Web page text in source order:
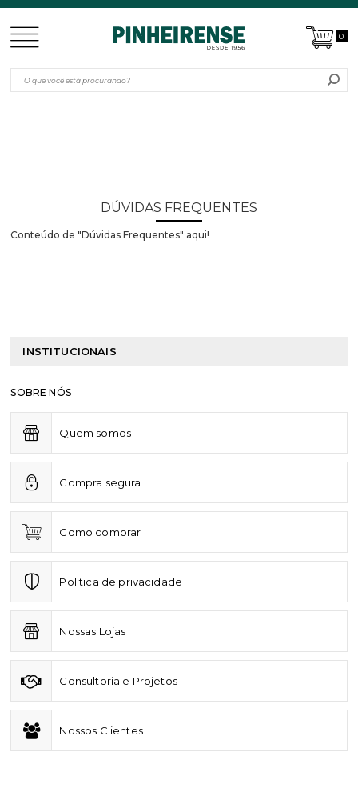
0
DÚVIDAS FREQUENTES
Conteúdo de "Dúvidas Frequentes" aqui!
INSTITUCIONAIS
SOBRE NÓS
Quem somos
Compra segura
Como comprar
Politica de privacidade
Nossas Lojas
Consultoria e Projetos
Nossos Clientes